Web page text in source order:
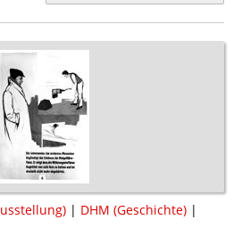
| DHM (Geschichte) |